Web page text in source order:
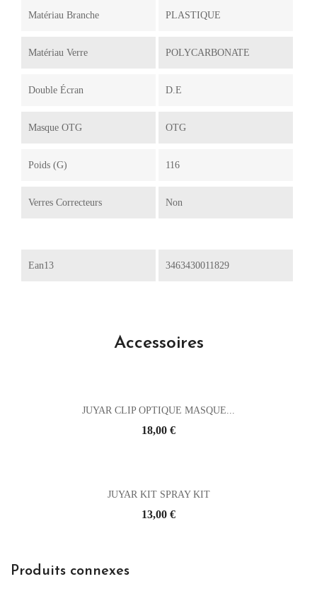
Matériau Branche PLASTIQUE
Matériau Verre POLYCARBONATE
Double Écran D.E
Masque OTG OTG
Poids (g) 116
Verres Correcteurs Non
Ean13 3463430011829
Accessoires
JUYAR CLIP OPTIQUE MASQUE...
Prix
18,00 €
JUYAR KIT SPRAY KIT
Prix
13,00 €
Produits connexes